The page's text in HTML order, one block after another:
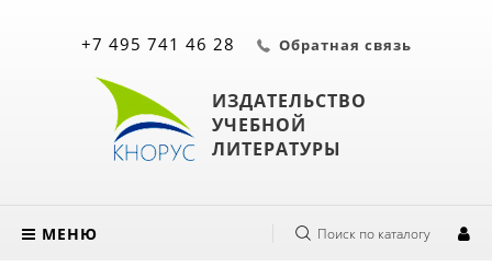
ИЗДАТЕЛЬСТВО
УЧЕБНОЙ
ЛИТЕРАТУРЫ
+7 495 741 46 28 Обратная связь
МЕНЮ Поиск по каталогу